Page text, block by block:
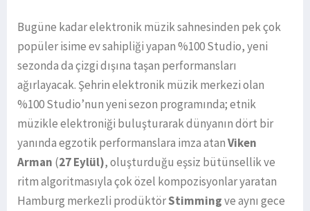
Bugüne kadar elektronik müzik sahnesinden pek çok
popüler isime ev sahipliği yapan %100 Studio, yeni
sezonda da çizgi dışına taşan performansları
ağırlayacak. Şehrin elektronik müzik merkezi olan
%100 Studio’nun yeni sezon programında; etnik
müzikle elektroniği buluşturarak dünyanın dört bir
yanında egzotik performanslara imza atanViken
Arman (27 Eylül), oluşturduğu eşsiz bütünsellik ve
ritm algoritmasıyla çok özel kompozisyonlar yaratan
Hamburg merkezli prodüktörStimmingve aynı gece